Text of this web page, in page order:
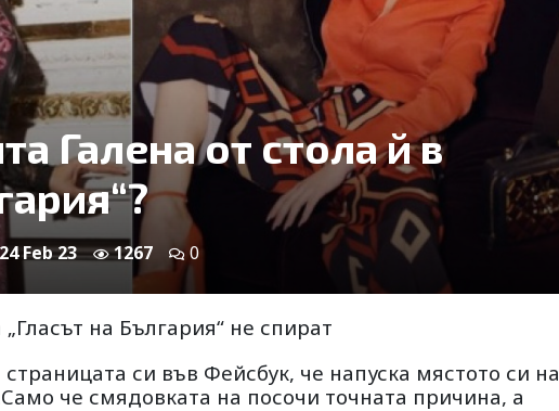
Галена от стола й в
Feb 23 1267 0
на България“ не спират
си във Фейсбук, че напуска мястото си на
че смядовката на посочи точната причина, а